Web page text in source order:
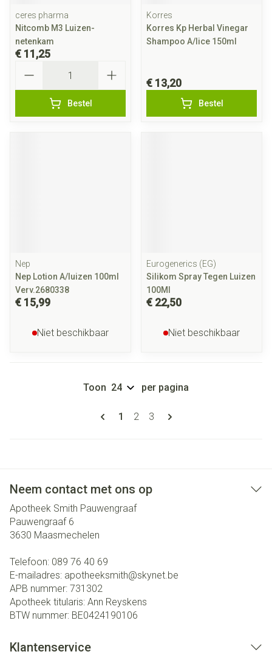
ceres pharma
Nitcomb M3 Luizen-
netenkam
€ 11,25
Bestel
Korres
Korres Kp Herbal Vinegar
Shampoo A/lice 150ml
€ 13,20
Bestel
Nep
Nep Lotion A/luizen 100ml
Verv.2680338
€ 15,99
Niet beschikbaar
Eurogenerics (EG)
Silikom Spray Tegen Luizen
100Ml
€ 22,50
Niet beschikbaar
Pagina's
U lees momenteel pagina
1 Pagina
2 Pagina
3
Toon per pagina
Neem contact met ons op
Apotheek Smith Pauwengraaf
Pauwengraaf 6
3630 Maasmechelen
Telefoon: 089 76 40 69
E-mailadres: apotheeksmith@skynet.be
APB nummer: 731302
Apotheek titularis: Ann Reyskens
BTW nummer: BE0424190106
Klantenservice